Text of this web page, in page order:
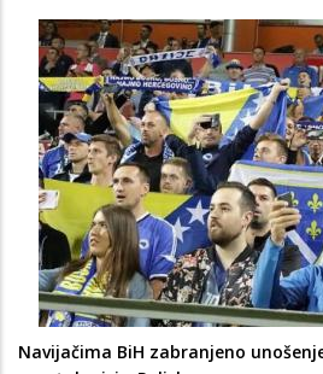
Navijačima BiH zabranjeno